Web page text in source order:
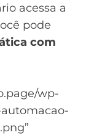
acessa a
pode
com
wp-